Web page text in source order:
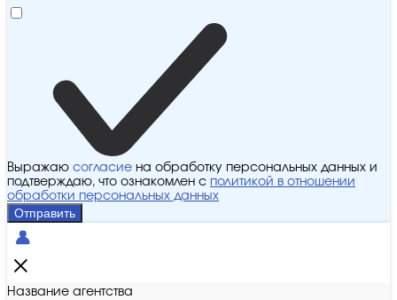
Выражаю согласие на обработку персональных данных и
подтверждаю, что ознакомлен с политикой в отношении
обработки персональных данных
Отправить
Название агентства